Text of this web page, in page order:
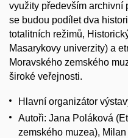
využity především archivní
se budou podílet dva
totalitních režimů,
Masarykovy univerzity) a
Moravského zemského
široké veřejnosti.
Hlavní organizátor
Autoři: Jana Poláková
zemského muzea),